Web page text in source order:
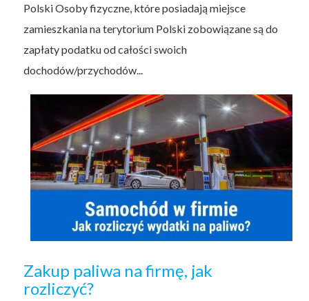
Polski Osoby fizyczne, które posiadają miejsce
zamieszkania na terytorium Polski zobowiązane są do
zapłaty podatku od całości swoich
dochodów/przychodów...
Zakup paliwa na firmę, jak
rozliczyć?